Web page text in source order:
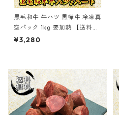
黒毛和牛 牛ハツ 黒樺牛 冷凍真
空パック 1kg 要加熱 【送料無
料】
¥3,280